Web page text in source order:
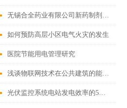
无锡合全药业有限公司新药制剂开发服务及制剂生产消防应急照明
如何预防高层小区电气火灾的发生
医院节能用电管理研究
浅谈物联网技术在公共建筑的能耗检测系统中的设计应用
光伏监控系统电站发电效率的5种方法